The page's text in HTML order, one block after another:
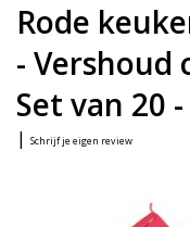
Rode
- Vershoud
Set van 20
| Schrijf je eigen review